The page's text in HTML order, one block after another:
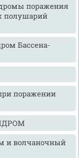
поражения
полушарий
Бассена-
поражении
и волчаночный